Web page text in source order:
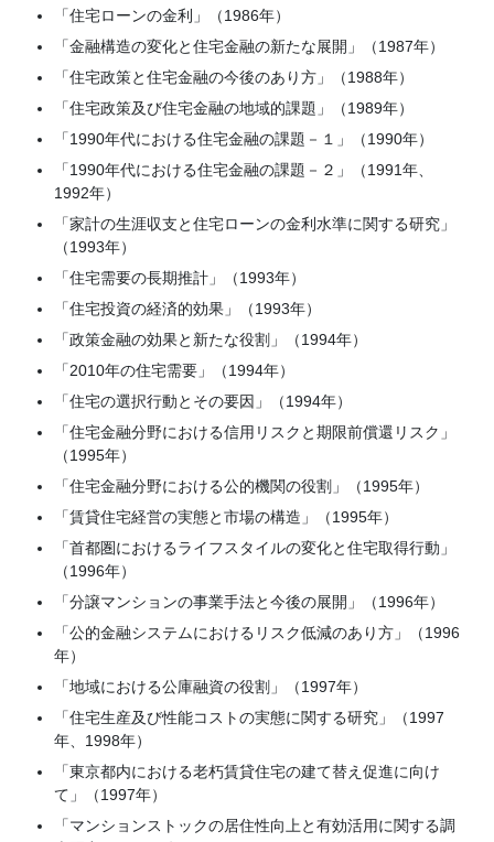
「住宅ローンの金利」（1986年）
「金融構造の変化と住宅金融の新たな展開」（1987年）
「住宅政策と住宅金融の今後のあり方」（1988年）
「住宅政策及び住宅金融の地域的課題」（1989年）
「1990年代における住宅金融の課題－１」（1990年）
「1990年代における住宅金融の課題－２」（1991年、
1992年）
「家計の生涯収支と住宅ローンの金利水準に関する研究」
（1993年）
「住宅需要の長期推計」（1993年）
「住宅投資の経済的効果」（1993年）
「政策金融の効果と新たな役割」（1994年）
「2010年の住宅需要」（1994年）
「住宅の選択行動とその要因」（1994年）
「住宅金融分野における信用リスクと期限前償還リスク」
（1995年）
「住宅金融分野における公的機関の役割」（1995年）
「賃貸住宅経営の実態と市場の構造」（1995年）
「首都圏におけるライフスタイルの変化と住宅取得行動」
（1996年）
「分譲マンションの事業手法と今後の展開」（1996年）
「公的金融システムにおけるリスク低減のあり方」（1996
年）
「地域における公庫融資の役割」（1997年）
「住宅生産及び性能コストの実態に関する研究」（1997
年、1998年）
「東京都内における老朽賃貸住宅の建て替え促進に向け
て」（1997年）
「マンションストックの居住性向上と有効活用に関する調